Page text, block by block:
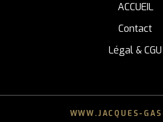
ACCUEIL
Contact
Légal & CGU
WWW.JACQUES-